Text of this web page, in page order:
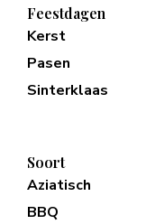
Feestdagen
Kerst
Pasen
Sinterklaas
Soort
Aziatisch
BBQ